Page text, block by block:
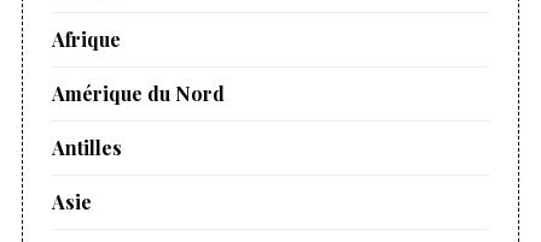
Afrique
Amérique du Nord
Antilles
Asie